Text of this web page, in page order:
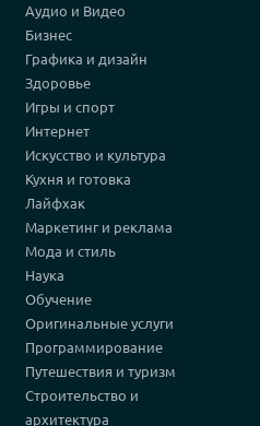
Аудио и Видео
Бизнес
Графика и дизайн
Здоровье
Игры и спорт
Интернет
Искусство и культура
Кухня и готовка
Лайфхак
Маркетинг и реклама
Мода и стиль
Наука
Обучение
Оригинальные услуги
Программирование
Путешествия и туризм
Строительство и
архитектура